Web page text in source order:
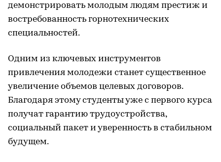
демонстрировать молодым людям престиж и
востребованность горнотехнических
специальностей.
Одним из ключевых инструментов
привлечения молодежи станет существенное
увеличение объемов целевых договоров.
Благодаря этому студенты уже с первого курса
получат гарантию трудоустройства,
социальный пакет и уверенность в стабильном
будущем.